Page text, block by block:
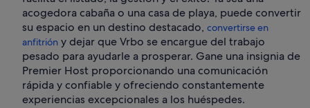
acogedora cabaña o una casa de playa, puede convertir
su espacio en un destino destacado, convertirse en
anfitrión y dejar que Vrbo se encargue del trabajo
pesado para ayudarle a prosperar. Gane una insignia de
Premier Host proporcionando una comunicación
rápida y confiable y ofreciendo constantemente
experiencias excepcionales a los huéspedes.